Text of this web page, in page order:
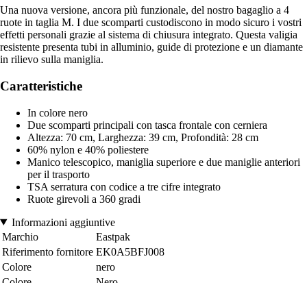
Una nuova versione, ancora più funzionale, del nostro bagaglio a 4
ruote in taglia M. I due scomparti custodiscono in modo sicuro i vostri
effetti personali grazie al sistema di chiusura integrato. Questa valigia
resistente presenta tubi in alluminio, guide di protezione e un diamante
in rilievo sulla maniglia.
Caratteristiche
In colore nero
Due scomparti principali con tasca frontale con cerniera
Altezza: 70 cm, Larghezza: 39 cm, Profondità: 28 cm
60% nylon e 40% poliestere
Manico telescopico, maniglia superiore e due maniglie anteriori
per il trasporto
TSA serratura con codice a tre cifre integrato
Ruote girevoli a 360 gradi
Informazioni aggiuntive
Marchio
Eastpak
Riferimento fornitore EK0A5BFJ008
Colore
nero